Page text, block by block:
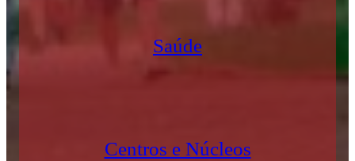
Saúde
Centros e Núcleos